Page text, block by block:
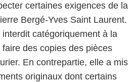
certaines exigences de la
Bergé-Yves Saint Laurent.
catégoriquement à la
des copies des pièces
En contrepartie, elle a mis
originaux dont certains